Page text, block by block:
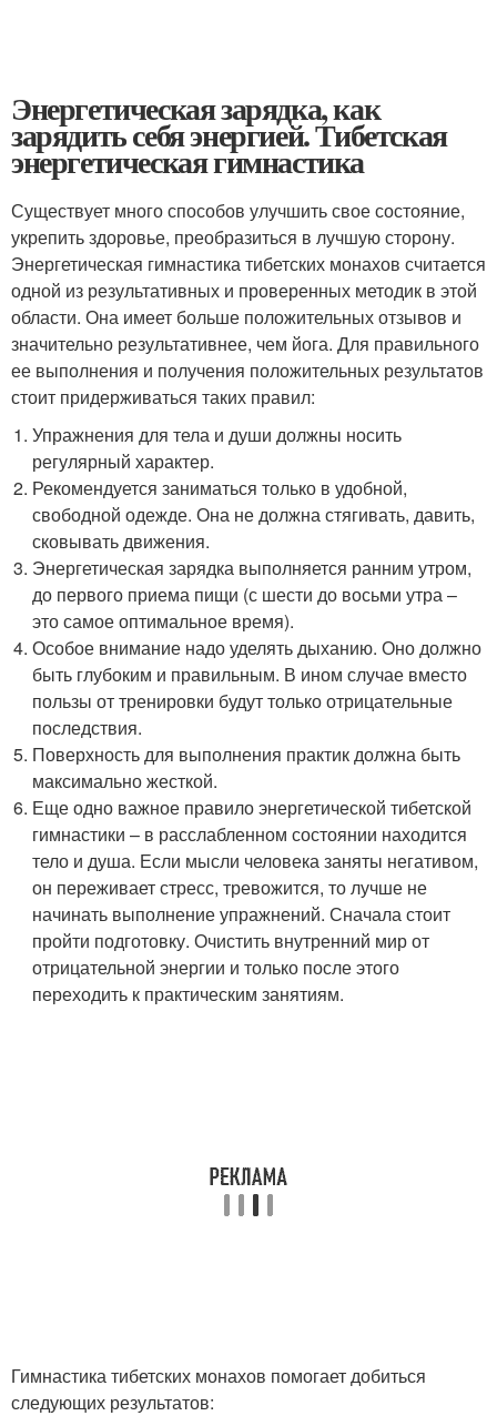
Энергетическая зарядка, как
зарядить себя энергией. Тибетская
энергетическая гимнастика
Существует много способов улучшить свое состояние,
укрепить здоровье, преобразиться в лучшую сторону.
Энергетическая гимнастика тибетских монахов считается
одной из результативных и проверенных методик в этой
области. Она имеет больше положительных отзывов и
значительно результативнее, чем йога. Для правильного
ее выполнения и получения положительных результатов
стоит придерживаться таких правил:
Упражнения для тела и души должны носить
регулярный характер.­
Рекомендуется заниматься только в удобной,
свободной одежде. Она не должна стягивать, давить,
сковывать движения.
Энергетическая зарядка выполняется ранним утром,
до первого приема пищи (с шести до восьми утра –
это самое оптимальное время).
Особое внимание надо уделять дыханию. Оно должно
быть глубоким и правильным. В ином случае вместо
пользы от тренировки будут только отрицательные
последствия.
Поверхность для выполнения практик должна быть
максимально жесткой.
Еще одно важное правило энергетической тибетской
гимнастики – в расслабленном состоянии находится
тело и душа. Если мысли человека заняты негативом,
он переживает стресс, тревожится, то лучше не
начинать выполнение упражнений. Сначала стоит
пройти подготовку. Очистить внутренний мир от
отрицательной энергии и только после этого
переходить к практическим занятиям.
Гимнастика тибетских монахов помогает добиться
следующих результатов: